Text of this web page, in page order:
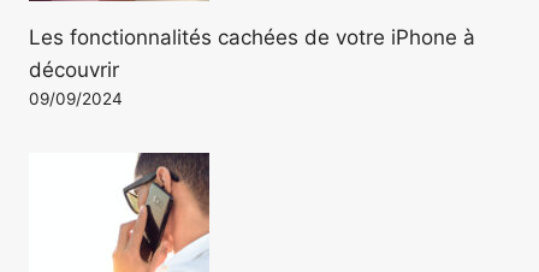
Les fonctionnalités cachées de votre iPhone à
découvrir
09/09/2024